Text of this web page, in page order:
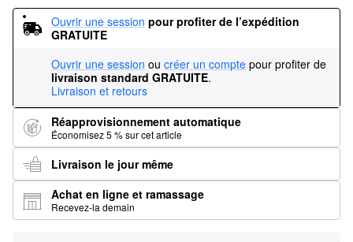
Ouvrir une session pour profiter de l’expédition
GRATUITE
Ouvrir une session ou créer un compte pour profiter de
livraison standard GRATUITE.
Livraison et retours
Réapprovisionnement automatique
Économisez 5 % sur cet article
Livraison le jour même
Achat en ligne et ramassage
Recevez-la demain